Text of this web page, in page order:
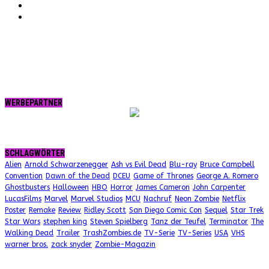
WERBEPARTNER
SCHLAGWÖRTER
Alien Arnold Schwarzenegger Ash vs Evil Dead Blu-ray Bruce Campbell
Convention Dawn of the Dead DCEU Game of Thrones George A. Romero
Ghostbusters Halloween HBO Horror James Cameron John Carpenter
LucasFilms Marvel Marvel Studios MCU Nachruf Neon Zombie Netflix
Poster Remake Review Ridley Scott San Diego Comic Con Sequel Star Trek
Star Wars stephen king Steven Spielberg Tanz der Teufel Terminator The
Walking Dead Trailer TrashZombies.de TV-Serie TV-Series USA VHS
warner bros. zack snyder Zombie-Magazin